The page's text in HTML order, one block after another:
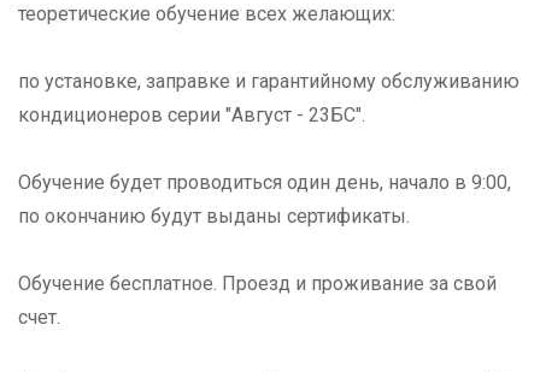
теоретические обучение всех желающих:
по установке, заправке и гарантийному обслуживанию
кондиционеров серии "Август - 23БС".
Обучение будет проводиться один день, начало в 9:00,
по окончанию будут выданы сертификаты.
Обучение бесплатное. Проезд и проживание за свой
счет.